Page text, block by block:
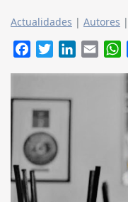
Actualidades | Autores |
FacebookTwitterLinkedIn
Email